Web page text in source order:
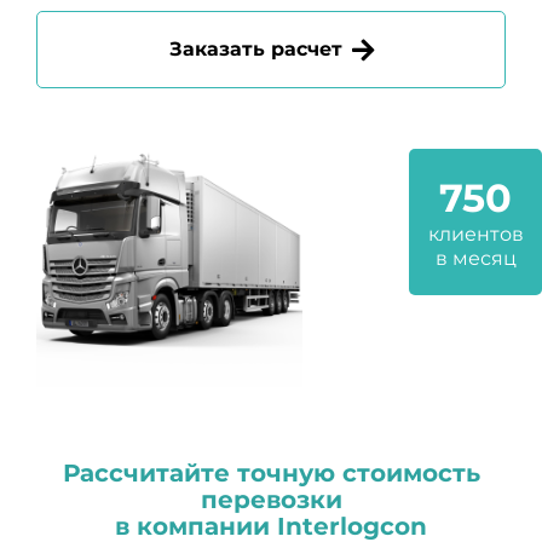
Заказать расчет
750
клиентов
в месяц
Рассчитайте точную стоимость
перевозки
в компании Interlogcon